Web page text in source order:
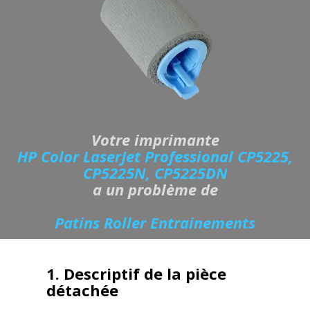
Votre imprimante
HP Color LaserJet Professional CP5225,
CP5225N, CP5225DN
a un problème de
Patins Roller Entrainements
1. Descriptif de la pièce
détachée